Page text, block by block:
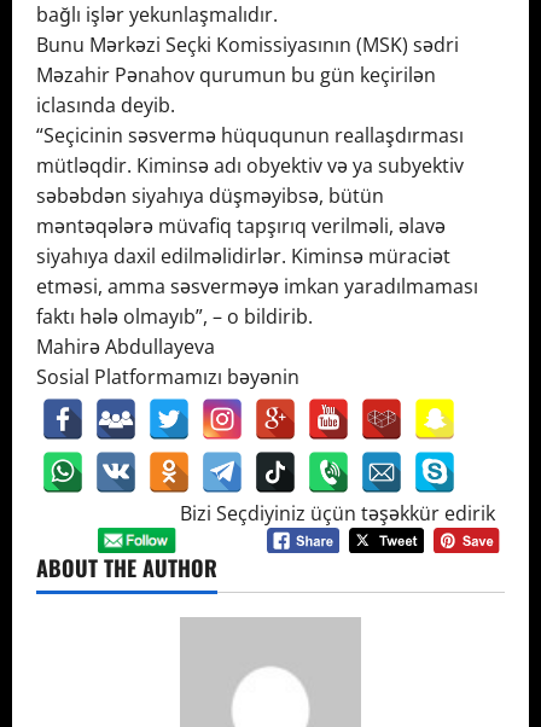
bağlı işlər yekunlaşmalıdır.
Bunu Mərkəzi Seçki Komissiyasının (MSK) sədri
Məzahir Pənahov qurumun bu gün keçirilən
iclasında deyib.
“Seçicinin səsvermə hüququnun reallaşdırması
mütləqdir. Kiminsə adı obyektiv və ya subyektiv
səbəbdən siyahıya düşməyibsə, bütün
məntəqələrə müvafiq tapşırıq verilməli, əlavə
siyahıya daxil edilməlidirlər. Kiminsə müraciət
etməsi, amma səsverməyə imkan yaradılmaması
faktı hələ olmayıb”, – o bildirib.
Mahirə Abdullayeva
Sosial Platformamızı bəyənin
Bizi Seçdiyiniz üçün təşəkkür edirik
ABOUT THE AUTHOR